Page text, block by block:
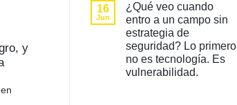
y
seguridad
agrícola
comentarios
en
El
futuro
de
la
seguridad
agrícola
ya
16
Jun
¿Qué veo cuando
entro a un campo sin
estrategia de
seguridad? Lo primero
no es tecnología. Es
vulnerabilidad.